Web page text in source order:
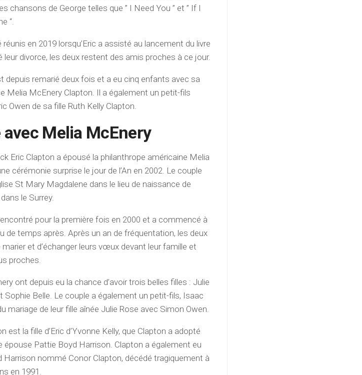
chansons de George telles que ” I Need You ” et ” If I
“.
en 2019 lorsqu’Eric a assisté au lancement du livre
leur divorce, les deux restent des amis proches à ce jour.
depuis remarié deux fois et a eu cinq enfants avec sa
Melia McEnery Clapton. Il a également un petit-fils
Owen de sa fille Ruth Kelly Clapton.
Melia McEnery
Eric Clapton a épousé la philanthrope américaine Melia
cérémonie surprise le jour de l’An en 2002. Le couple
St Mary Magdalene dans le lieu de naissance de
le Surrey.
pour la première fois en 2000 et a commencé à
de temps après. Après un an de fréquentation, les deux
et d’échanger leurs vœux devant leur famille et
proches.
ont depuis eu la chance d’avoir trois belles filles : Julie
Sophie Belle. Le couple a également un petit-fils, Isaac
mariage de leur fille aînée Julie Rose avec Simon Owen.
est la fille d’Eric d’Yvonne Kelly, que Clapton a adopté
épouse Pattie Boyd Harrison. Clapton a également eu
Harrison nommé Conor Clapton, décédé tragiquement à
en 1991.